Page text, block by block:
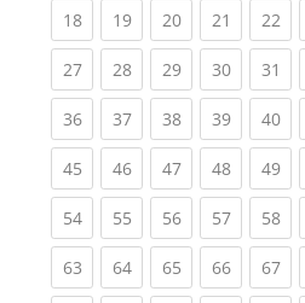
18(current)
19(current)
20(current)
21 (current)
22
27(current)
28(current)
29(current)
30(current)
31
36(current)
37(current)
38(current)
39(current)
40
45(current)
46(current)
47(current)
48(current)
49
54(current)
55(current)
56(current)
57(current)
58
63(current)
64(current)
65(current)
66(current)
67